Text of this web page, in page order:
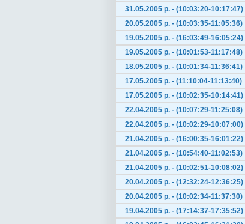
31.05.2005 р. - (10:03:20-10:17:47)
20.05.2005 р. - (10:03:35-11:05:36)
19.05.2005 р. - (16:03:49-16:05:24)
19.05.2005 р. - (10:01:53-11:17:48)
18.05.2005 р. - (10:01:34-11:36:41)
17.05.2005 р. - (11:10:04-11:13:40)
17.05.2005 р. - (10:02:35-10:14:41)
22.04.2005 р. - (10:07:29-11:25:08)
22.04.2005 р. - (10:02:29-10:07:00)
21.04.2005 р. - (16:00:35-16:01:22)
21.04.2005 р. - (10:54:40-11:02:53)
21.04.2005 р. - (10:02:51-10:08:02)
20.04.2005 р. - (12:32:24-12:36:25)
20.04.2005 р. - (10:02:34-11:37:30)
19.04.2005 р. - (17:14:37-17:35:52)